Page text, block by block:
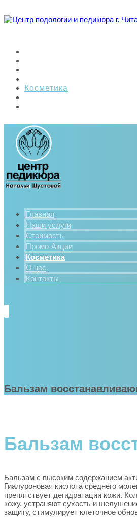
Косметика
Главная
Наши услуги
Стоимость
Промо-Акции
Косметика
О нас
Контакты
Бальзам
Бальзам
Бальзам с высоким содержанием
Гиалуроновая кислота среднего
препятствует дегидратации кожи.
кожу, устраняют сухость и
защиту, стимулирует клеточное